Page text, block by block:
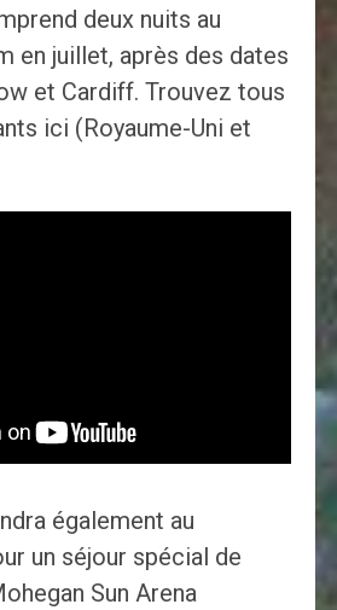
deux nuits au
en juillet, après des dates
et Cardiff. Trouvez tous
ici (Royaume-Uni et
également au
un séjour spécial de
Sun Arena